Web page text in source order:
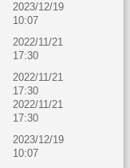
2023/12/19
10:07
2022/11/21
17:30
2022/11/21
17:30
2022/11/21
17:30
2023/12/19
10:07